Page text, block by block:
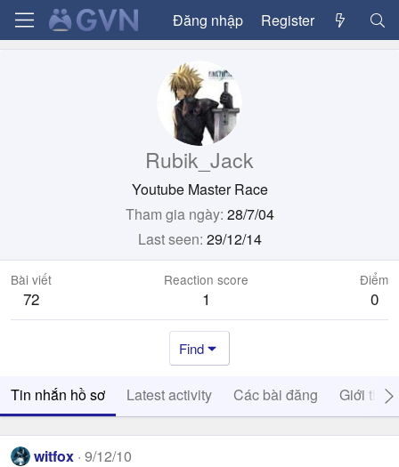
Đăng nhập Register
Rubik_Jack
Youtube Master Race
Tham gia ngày 28/7/04
Last seen 29/12/14
Bài viết
72
Reaction score
1
Điểm
0
Find
Tin nhắn hồ sơ Latest activity Các bài đăng Giới thiệu
witfox 9/12/10